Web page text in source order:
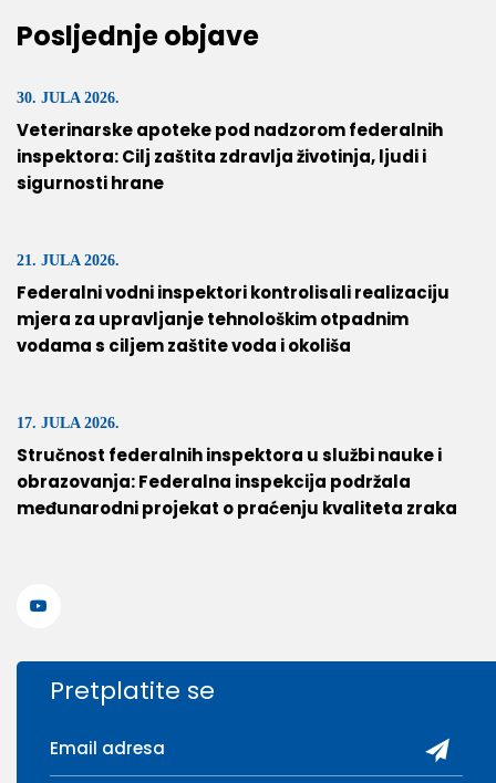
Posljednje objave
30. JULA 2026.
Veterinarske apoteke pod nadzorom federalnih
inspektora: Cilj zaštita zdravlja životinja, ljudi i
sigurnosti hrane
21. JULA 2026.
Federalni vodni inspektori kontrolisali realizaciju
mjera za upravljanje tehnološkim otpadnim
vodama s ciljem zaštite voda i okoliša
17. JULA 2026.
Stručnost federalnih inspektora u službi nauke i
obrazovanja: Federalna inspekcija podržala
međunarodni projekat o praćenju kvaliteta zraka
Pretplatite se